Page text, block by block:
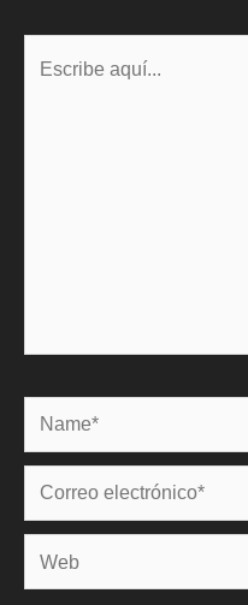
Name*
Correo
electrónico*
Web